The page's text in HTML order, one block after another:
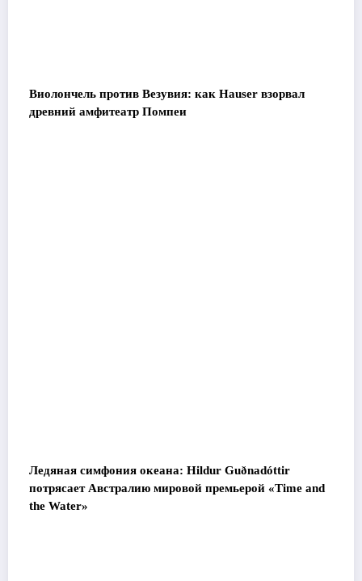
Виолончель против Везувия: как Hauser взорвал
древний амфитеатр Помпеи
Ледяная симфония океана: Hildur Guðnadóttir
потрясает Австралию мировой премьерой «Time and
the Water»